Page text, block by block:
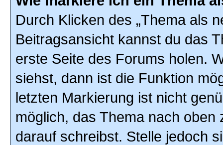
Durch Klicken des „Thema als
Beitragsansicht kannst du das
erste Seite des Forums holen.
siehst, dann ist die Funktion
letzten Markierung ist nicht
möglich, das Thema nach
darauf schreibst. Stelle jedoch